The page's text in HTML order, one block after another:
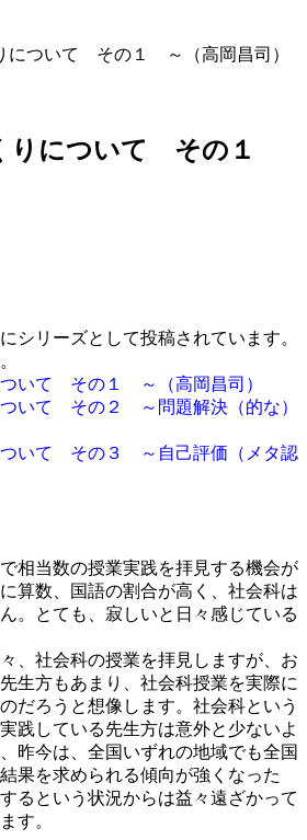
について その１ ～（高岡昌司）
りについて その１
シリーズとして投稿されています。
いて その１ ～（高岡昌司）
いて その２ ～問題解決（的な）
ついて その３ ～自己評価（メタ認
相当数の授業実践を拝見する機会が
算数、国語の割合が高く、社会科は
。とても、寂しいと日々感じている
、社会科の授業を拝見しますが、お
生方もあまり、社会科授業を実際に
だろうと想像します。社会科という
践している先生方は意外と少ないよ
昨今は、全国いずれの地域でも全国
果を求められる傾向が強くなった
るという状況からは益々遠ざかって
す。